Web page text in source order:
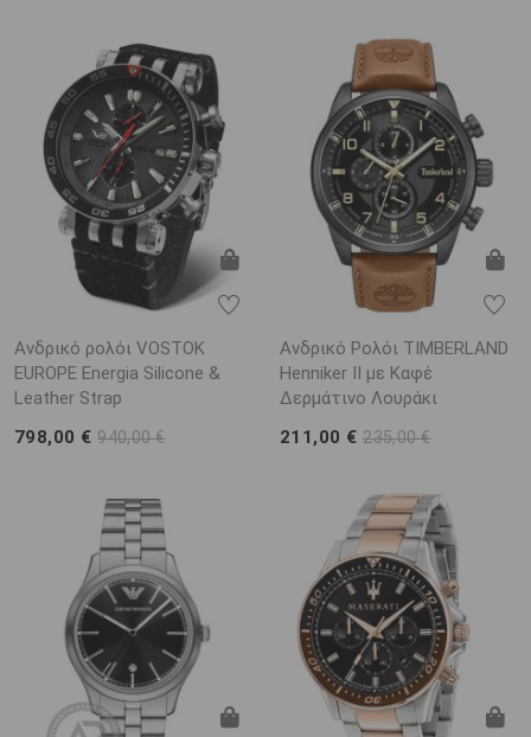
Ανδρικό ρολόι VOSTOK
EUROPE Energia Silicone &
Leather Strap
798,00 €940,00 €
Ανδρικό Ρολόι TIMBERLAND
Henniker II με Καφέ
Δερμάτινο Λουράκι
211,00 €235,00 €